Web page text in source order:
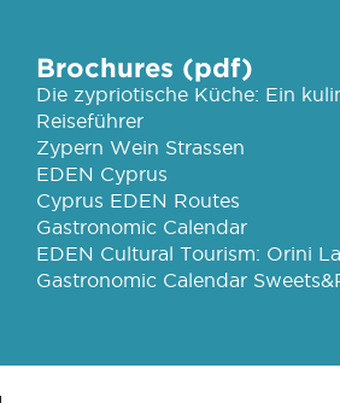
Brochures (pdf)
Die zypriotische Küche: Ein
Reiseführer
Zypern Wein Strassen
EDEN Cyprus
Cyprus EDEN Routes
Gastronomic Calendar
EDEN Cultural Tourism: Orini
Gastronomic Calendar